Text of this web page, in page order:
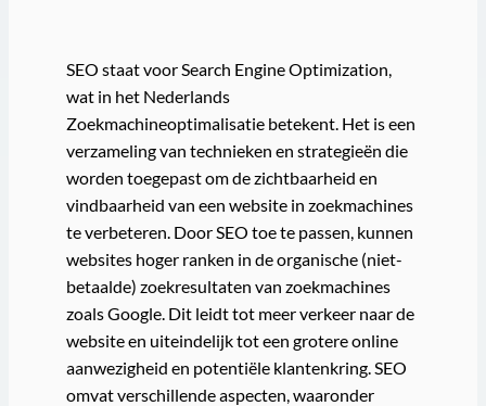
SEO staat voor Search Engine Optimization,
wat in het Nederlands
Zoekmachineoptimalisatie betekent. Het is een
verzameling van technieken en strategieën die
worden toegepast om de zichtbaarheid en
vindbaarheid van een website in zoekmachines
te verbeteren. Door SEO toe te passen, kunnen
websites hoger ranken in de organische (niet-
betaalde) zoekresultaten van zoekmachines
zoals Google. Dit leidt tot meer verkeer naar de
website en uiteindelijk tot een grotere online
aanwezigheid en potentiële klantenkring. SEO
omvat verschillende aspecten, waaronder